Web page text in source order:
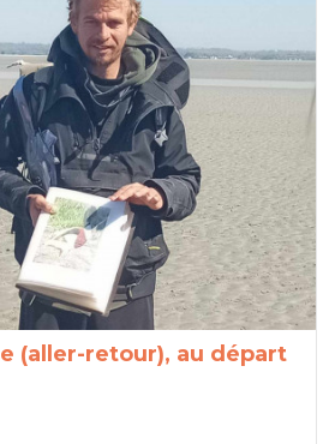
(aller-retour), au départ